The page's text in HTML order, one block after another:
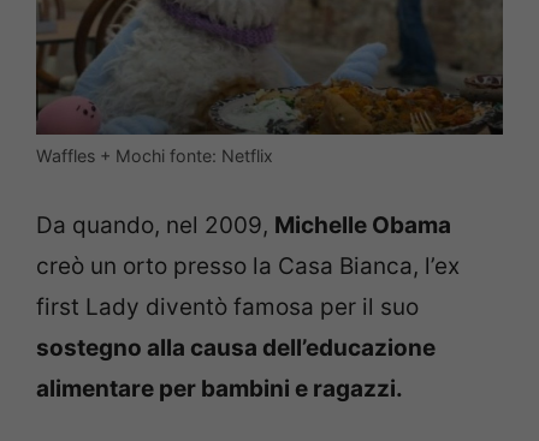
Waffles + Mochi fonte: Netflix
Da quando, nel 2009, Michelle Obama
creò un orto presso la Casa Bianca, l’ex
first Lady diventò famosa per il suo
sostegno alla causa dell’educazione
alimentare per bambini e ragazzi.